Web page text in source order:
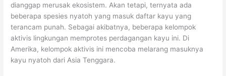
dianggap merusak ekosistem. Akan tetapi, ternyata ada
beberapa spesies nyatoh yang masuk daftar kayu yang
terancam punah. Sebagai akibatnya, beberapa kelompok
aktivis lingkungan memprotes perdagangan kayu ini. Di
Amerika, kelompok aktivis ini mencoba melarang masuknya
kayu nyatoh dari Asia Tenggara.